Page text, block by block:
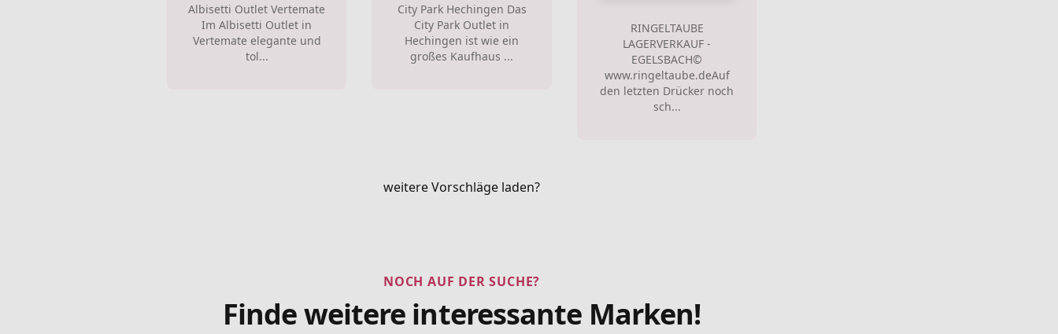
Albisetti Outlet Vertemate
Im Albisetti Outlet in
Vertemate elegante und
tol...
City Park Hechingen Das
City Park Outlet in
Hechingen ist wie ein
großes Kaufhaus ...
RINGELTAUBE
LAGERVERKAUF -
EGELSBACH©
www.ringeltaube.deAuf
den letzten Drücker noch
sch...
weitere Vorschläge laden?
NOCH AUF DER SUCHE?
Finde weitere interessante Marken!